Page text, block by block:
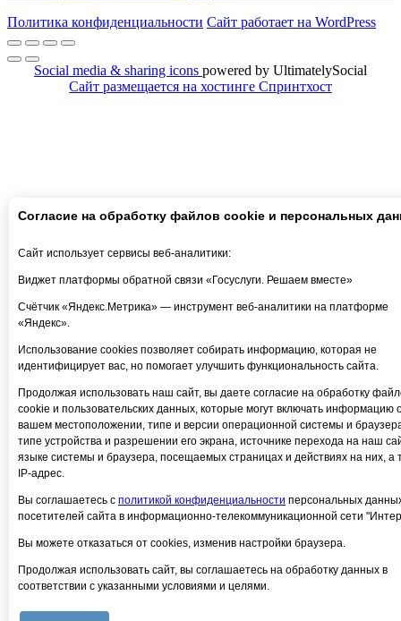
Политика конфиденциальности Сайт работает на WordPress
Social media & sharing icons powered by UltimatelySocial
Сайт размещается на хостинге Спринтхост
Согласие на обработку файлов cookie и персональных
Сайт использует сервисы веб-аналитики:
Виджет платформы обратной связи «Госуслуги. Решаем вместе»
Счётчик «Яндекс.Метрика» — инструмент веб-аналитики на платформе
«Яндекс».
Использование cookies позволяет собирать информацию, которая не
идентифицирует вас, но помогает улучшить функциональность сайта.
Продолжая использовать наш сайт, вы даете согласие на обработку
cookie и пользовательских данных, которые могут включать информацию
вашем местоположении, типе и версии операционной системы и
типе устройства и разрешении его экрана, источнике перехода на наш
языке системы и браузера, посещаемых страницах и действиях на них, а
IP-адрес.
Вы соглашаетесь с политикой конфиденциальности персональных
посетителей сайта в информационно-телекоммуникационной сети
Вы можете отказаться от cookies, изменив настройки браузера.
Продолжая использовать сайт, вы соглашаетесь на обработку данных в
соответствии с указанными условиями и целями.